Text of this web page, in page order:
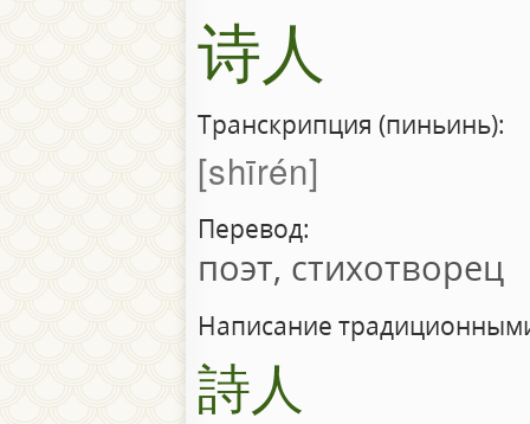
诗人
Транскрипция (пиньинь):
shīrén
Перевод:
поэт, стихотворец
Написание
詩人